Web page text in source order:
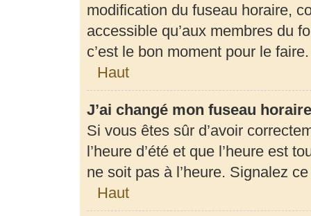
modification du fuseau horaire,
accessible qu’aux membres du
c’est le bon moment pour le faire.
Haut
J’ai changé mon fuseau
Si vous êtes sûr d’avoir
l’heure d’été et que l’heure est
ne soit pas à l’heure. Signalez
Haut